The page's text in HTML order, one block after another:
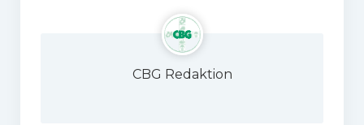
CBG Redaktion